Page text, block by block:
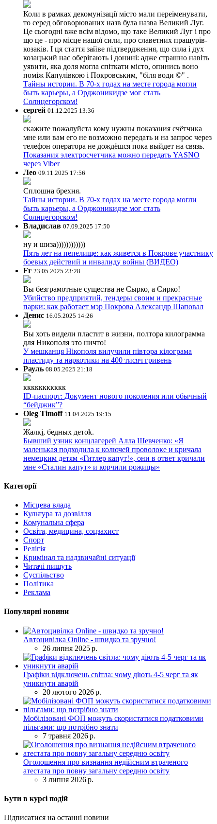
Коли в рамках декомунізації місто мали переіменувати,
то серед обговорюваних назв була назва Великий Луг.
Це сьогодні вже всім відомо, що таке Великий Луг і про
що це - про місце нашої сили, про славетних пращурів-
козаків. І ця стаття зайве підтвердження, що сила і дух
козацький нас оберігають і донині: адже страшно навіть
уявити, яка доля могла спіткати місто, опинись воно
поміж Капулівкою і Покровським, "біля води ©" .
Тайны истории. В 70-х годах на месте города могли
быть карьеры, а Орджоникидзе мог стать
Солнцегорском!
сергей 01.12.2025 13:36
скажите пожалуйста кому нужны показания счётчика
мне или вам его не возможно передать и на запрос через
телефон оператора не дождёшся пока выйдет на связь.
Показания электросчетчика можно передать YASNO
через Viber
Лео 09.11.2025 17:56
Сплошна брехня.
Тайны истории. В 70-х годах на месте города могли
быть карьеры, а Орджоникидзе мог стать
Солнцегорском!
Владислав 07.09.2025 17:50
ну и шиза))))))))))))
Пять лет на пепелище: как живется в Покрове участнику
боевых действий и инвалиду войны (ВИДЕО)
Fr 23.05.2025 23:28
Вы безграмотные существа не Сырко, а Сирко!
Убийство предприятий, тендеры своим и прекрасные
парки: как работает мэр Покрова Александр Шаповал
Денис 16.05.2025 14:26
Вы хоть видели пластит в жизни, полтора килограмма
для Никополя это ничто!
У мешканця Нікополя вилучили півтора кілограма
пластиду та наркотики на 400 тисяч гривень
Рауль 08.05.2025 21:18
ккккккккккк
ID-паспорт: Документ нового поколения или обычный
“бейджик”?
Oleg Timoff 11.04.2025 19:15
Жалкj, бедных детok.
Бывший узник концлагерей Алла Шевченко: «Я
маленькая подходила к колючей проволоке и кричала
немецким детям «Гитлер капут!», они в ответ кричали
мне «Сталин капут» и корчили рожицы»
Категорії
Місцева влада
Культура та дозвілля
Комунальна сфера
Освіта, медицина, соцзахист
Спорт
Релігія
Кримінал та надзвичайні ситуації
Читачі пишуть
Суспільство
Політика
Реклама
Популярні новини
Автоцивілка Online - швидко та зручно!
26 липня 2025 р.
Графіки відключень світла: чому діють 4-5 черг та як
уникнути аварій
20 лютого 2026 р.
Мобілізовані ФОП можуть скористатися податковими
пільгами: що потрібно знати
7 травня 2026 р.
Оголошення про визнання недійсним втраченого
атестата про повну загальну середню освіту
3 липня 2026 р.
Бути в курсі подій
Підписатися на останні новини